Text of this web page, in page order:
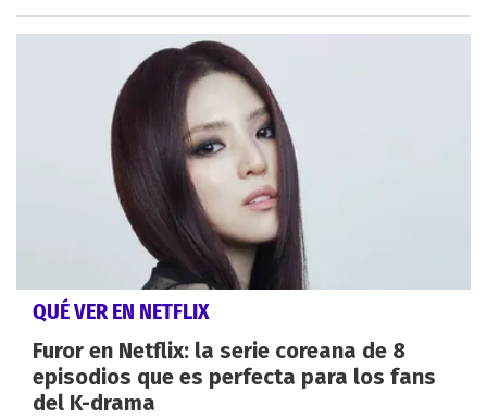
QUÉ VER EN NETFLIX
Furor en Netflix: la serie coreana de 8
episodios que es perfecta para los fans
del K-drama